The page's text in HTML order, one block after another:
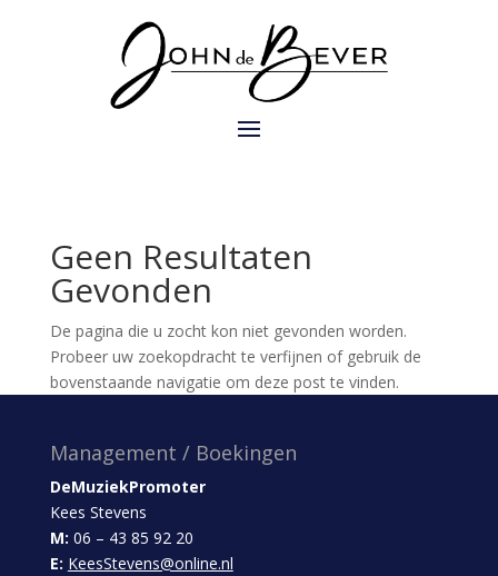
Geen Resultaten
Gevonden
De pagina die u zocht kon niet gevonden worden.
Probeer uw zoekopdracht te verfijnen of gebruik de
bovenstaande navigatie om deze post te vinden.
Management / Boekingen
DeMuziekPromoter
Kees Stevens
M: 06 – 43 85 92 20
E: KeesStevens@online.nl